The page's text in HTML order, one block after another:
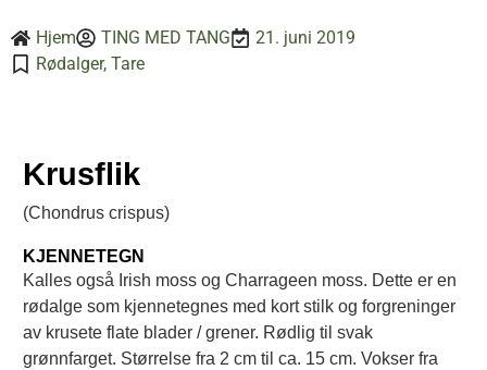
Hjem TING MED TANG
21. juni 2019
Rødalger, Tare
Krusflik
(Chondrus crispus)
KJENNETEGN
Kalles også Irish moss og Charrageen moss. Dette er en
rødalge som kjennetegnes med kort stilk og forgreninger
av krusete flate blader / grener. Rødlig til svak
grønnfarget. Størrelse fra 2 cm til ca. 15 cm. Vokser fra